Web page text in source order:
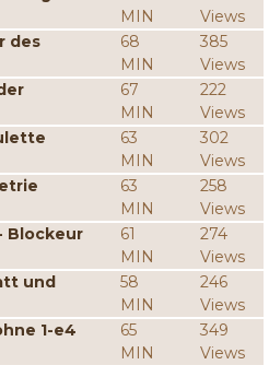
MIN
Views
des
68
MIN
385
Views
67
MIN
222
Views
63
MIN
302
Views
63
MIN
258
Views
Blockeur
61
MIN
274
Views
und
58
MIN
246
Views
1-e4
65
MIN
349
Views